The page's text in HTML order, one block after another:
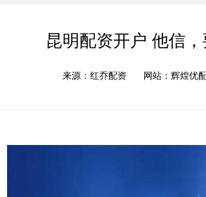
昆明配资开户 他信
来源：红乔配资 网站：辉煌优